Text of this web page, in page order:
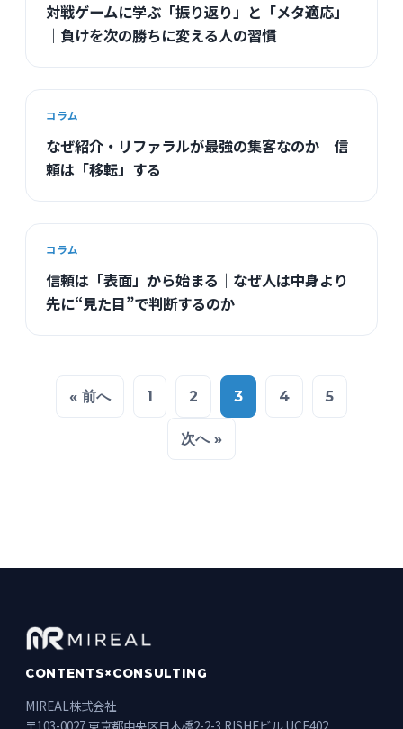
対戦ゲームに学ぶ「振り返り」と「メタ適応」
｜負けを次の勝ちに変える人の習慣
コラム
なぜ紹介・リファラルが最強の集客なのか｜信
頼は「移転」する
コラム
信頼は「表面」から始まる｜なぜ人は中身より
先に“見た目”で判断するのか
« 前へ 1 2 3 4 5
次へ »
CONTENTS×CONSULTING
MIREAL株式会社
〒103-0027 東京都中央区日本橋2-2-3 RISHEビル UCF402